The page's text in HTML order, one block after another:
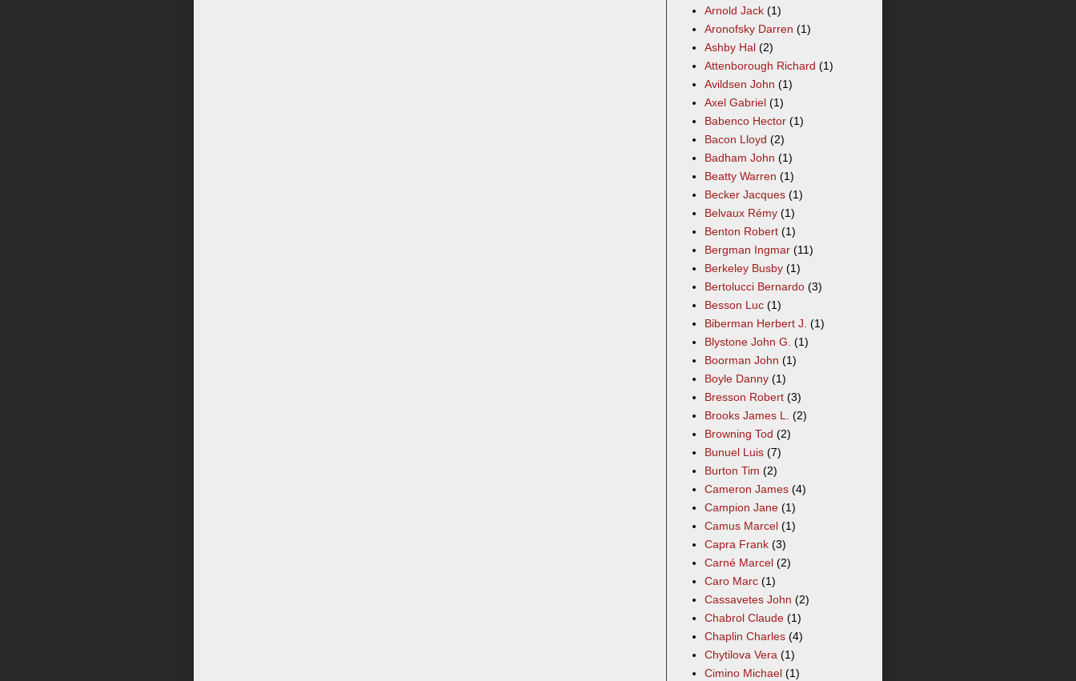
Arnold Jack (1)
Aronofsky Darren (1)
Ashby Hal (2)
Attenborough Richard (1)
Avildsen John (1)
Axel Gabriel (1)
Babenco Hector (1)
Bacon Lloyd (2)
Badham John (1)
Beatty Warren (1)
Becker Jacques (1)
Belvaux Rémy (1)
Benton Robert (1)
Bergman Ingmar (11)
Berkeley Busby (1)
Bertolucci Bernardo (3)
Besson Luc (1)
Biberman Herbert J. (1)
Blystone John G. (1)
Boorman John (1)
Boyle Danny (1)
Bresson Robert (3)
Brooks James L. (2)
Browning Tod (2)
Bunuel Luis (7)
Burton Tim (2)
Cameron James (4)
Campion Jane (1)
Camus Marcel (1)
Capra Frank (3)
Carné Marcel (2)
Caro Marc (1)
Cassavetes John (2)
Chabrol Claude (1)
Chaplin Charles (4)
Chytilova Vera (1)
Cimino Michael (1)